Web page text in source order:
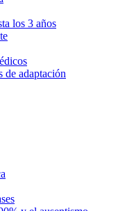
los 3 años
de adaptación